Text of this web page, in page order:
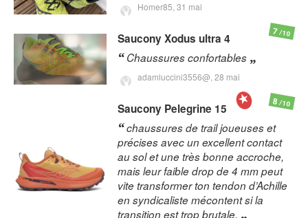
Homer85, 31 mai
SauconyXodus ultra 4
Chaussures confortables
adamluccini3556@, 28 mai
7/10
Saucony Pelegrine 15
chaussures de trail joueuses et
précises avec un excellent contact
au sol et une très bonne accroche,
mais leur faible drop de 4 mm peut
vite transformer ton tendon d’Achille
en syndicaliste mécontent si la
transition est trop brutale.
8/10